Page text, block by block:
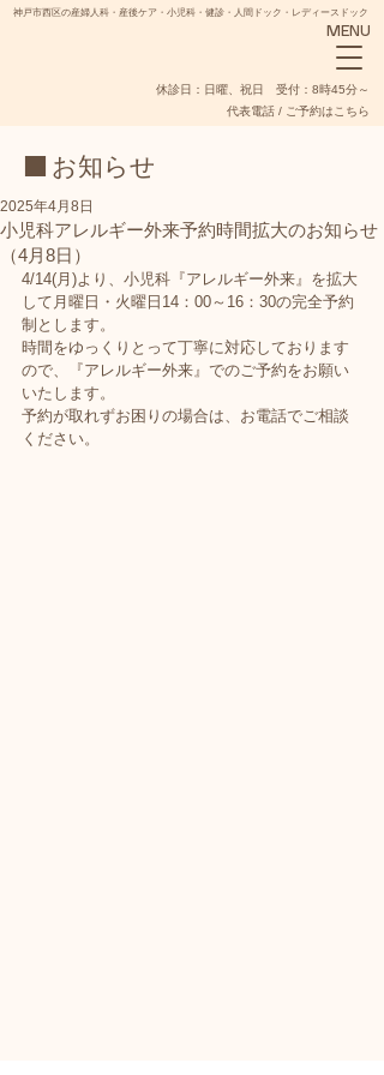
NADESHIKO
​休診日：日曜、祝日 受付：8時45分～
代表電話 / ご予約はこちら
MENU
神戸市西区の産婦人科・産後ケア・小児科・健診・人間ドック・レディースドック
■ お知らせ
小児科アレルギー外来予約時間拡大のお知らせ
（4月8日）
2025年4月8日
4/14(月)より、小児科『アレルギー外来』を拡大
して月曜日・火曜日14：00～16：30の完全予約
制とします。
時間をゆっくりとって丁寧に対応しております
ので、『アレルギー外来』でのご予約をお願い
いたします。
予約が取れずお困りの場合は、お電話でご相談
ください。